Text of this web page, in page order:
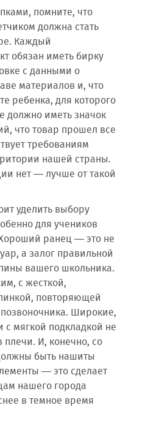
помните, что
должна стать
Каждый
обязан иметь бирку
с данными о
материалов и, что
ребенка, для которого
должно иметь значок
что товар прошел все
требованиям
нашей страны.
нет — лучше от такой
уделить выбору
для учеников
ранец — это не
а залог правильной
вашего школьника.
с жесткой,
повторяющей
Широкие,
мягкой подкладкой не
плечи. И, конечно, со
быть нашиты
— это сделает
нашего города
в темное время